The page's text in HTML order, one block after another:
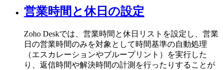
営業時間と休日の設定
Zoho Deskでは、営業時間と休日リストを設定し、営業
日の営業時間のみを対象として時間基準の自動処理
（エスカレーションやブループリント）を実行した
り、返信時間や解決時間の計測を行ったりすることが